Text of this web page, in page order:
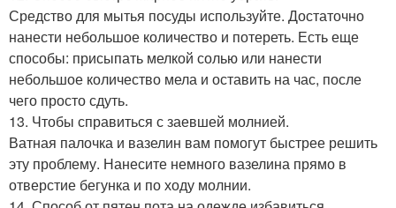
Средство для мытья посуды используйте. Достаточно
нанести небольшое количество и потереть. Есть еще
способы: присыпать мелкой солью или нанести
небольшое количество мела и оставить на час, после
чего просто сдуть.
13. Чтобы справиться с заевшей молнией.
Ватная палочка и вазелин вам помогут быстрее решить
эту проблему. Нанесите немного вазелина прямо в
отверстие бегунка и по ходу молнии.